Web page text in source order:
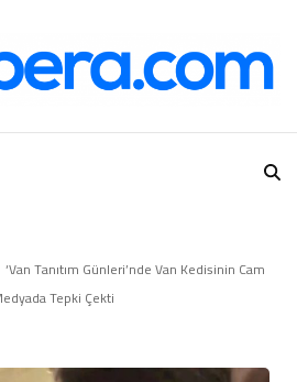
Hizmetler
‘Van Tanıtım Günleri’nde Van Kedisinin Cam
Tepki Çekti